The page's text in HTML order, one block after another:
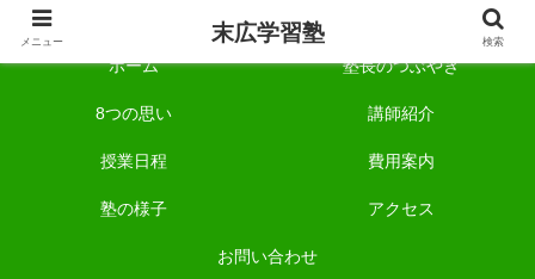
自称「一宮でいちばん塾で勉強させる塾」です。
ホーム 塾長のつぶやき
8つの思い 講師紹介
授業日程 費用案内
塾の様子 アクセス
お問い合わせ
メニュー 末広学習塾 検索